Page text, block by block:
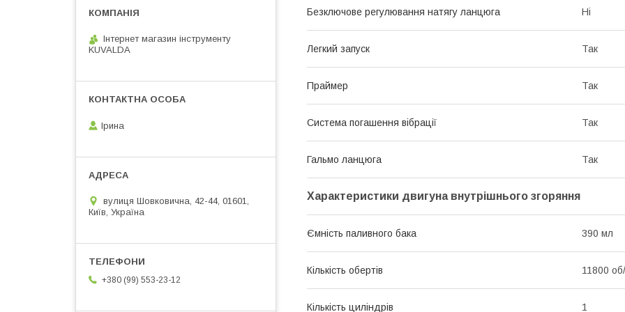
Безключове регулювання натягу ланцюга Ні
Легкий запуск Так
Праймер Так
Система погашення вібрації Так
Гальмо ланцюга Так
Характеристики двигуна внутрішнього згоряння
Ємність паливного бака 390 мл
Кількість обертів 11800
Кількість циліндрів 1
Інтернет магазин інструменту
KUVALDA
Ірина
вулиця Шовковична, 42-44, 01601,
Київ, Україна
+380 (99) 553-23-12